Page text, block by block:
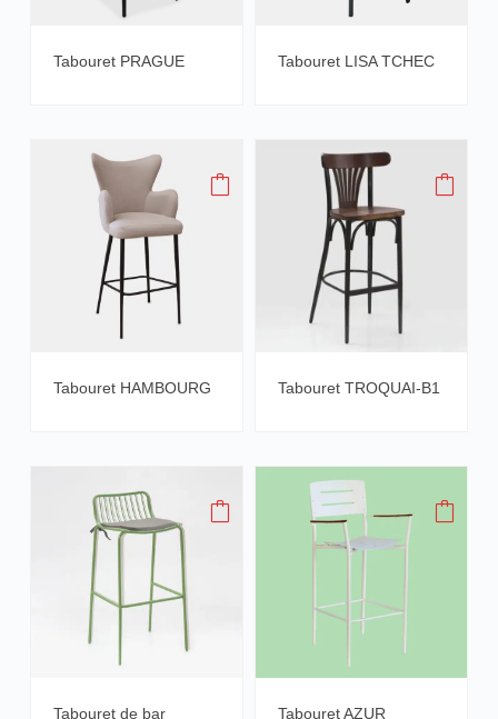
Tabouret PRAGUE Tabouret LISA TCHEC
Tabouret HAMBOURG Tabouret TROQUAI-B1
Tabouret de bar
Tabouret AZUR